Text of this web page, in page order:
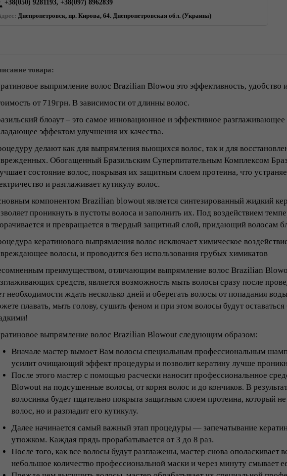
+38(050) 9281193, +38(097) 8962839
Днепропетровск, пр. Кирова, 64. Днепропетровская обл. (Украина)
товара:
выпрямление волос Brazilian Blowou это эффективность, удобство
от 719грн. В зависимости от длинны волос.
блоаут – это самое инновационное и эффективное разглаживающее
эффектом улучшения их качества.
делают как для выпрямления вьющихся волос, так и для
Обогащенный Бразильским Суперпитательным Комплексом
состояние волос, покрывая их защитным слоем протеина, что
и разглаживает кутикулу волос.
компонентом Brazilian blowout является синтезированный жидкий
проникнуть в пустоты волоса и заполнить их. Под воздействием
и превращается в твердый защитный слой, придающий волосам
кератинового выпрямления волос исключает химическое
волосы, и проводится без использования грубых химикатов
преимуществом, отличающим выпрямление волос Brazilian
средств, является возможность мыть волосы сразу после
необходимости ждать несколько дней и оберегать волосы от попадания
плавать, мыть голову, сушить феном и при этом волосы будут
выпрямление волос Brazilian Blowout следующим образом:
Вначале мастер вымоет Вам волосы специальным профессиональным
усилит очищающий эффект процедуры и позволит кератину лучше
После этого мастер с помощью расчески наносит профессиональнное
Blowout на подсушенные волосы, от корня волос и до кончиков. В
волосинка будет тщательно покрыта защитным слоем протеина, который
волос, но и разгладит его кутикулу.
Далее начинается самый важный этап процедуры ― запечатывание
утюжком. Каждая прядь прорабатывается от 3 до 8 раз.
После того, как все волосы будут разглажены, мастер снова ополаскивает
небольшое количество профессиональной маски и через минуту смывает